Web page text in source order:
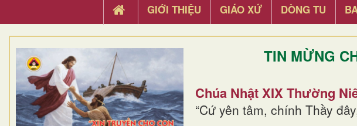
GIỚI THIỆU GIÁO XỨ DÒNG TU
TIN MỪNG
Chúa Nhật XIX Thường
“Cứ yên tâm, chính Thầy